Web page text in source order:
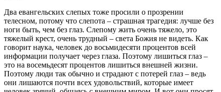
Два евангельских слепых тоже просили о прозрении
телесном, потому что слепота – страшная трагедия: лучше без
ноги быть, чем без глаз. Слепому жить очень тяжело, это
тяжелый крест, очень трудный – света Божия не видеть. Как
говорит наука, человек до восьмидесяти процентов всей
информации получает через глаза. Поэтому лишиться глаз –
это на восемьдесят процентов лишиться внешней жизни.
Поэтому люди так обычно и страдают с потерей глаз – ведь
они лишаются почти всех удовольствий, которые имеет